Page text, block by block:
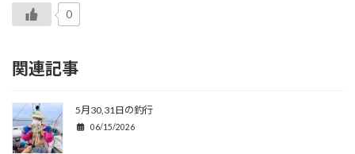
0
関連記事
5月30,31日の釣行
06/15/2026